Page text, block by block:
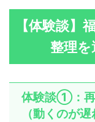
【体験談】
整理を
体験談①：再
（動くのが